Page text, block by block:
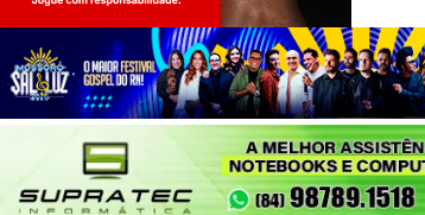
Jogue com responsabilidade. 18+